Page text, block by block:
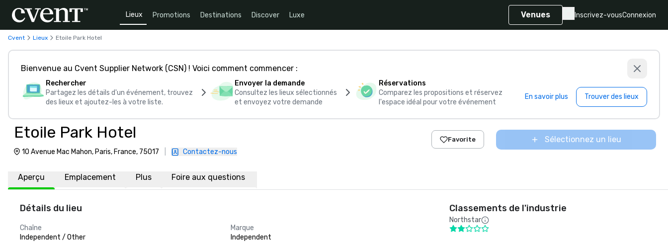
Lieux Promotions Destinations Discover Luxe Venues Inscrivez-vousConnexion
Cvent Lieux Etoile Park Hotel
Bienvenue au Cvent Supplier Network (CSN) ! Voici comment commencer :
Rechercher
Partagez les détails d'un événement, trouvez
des lieux et ajoutez-les à votre liste.
Envoyer la demande
Consultez les lieux sélectionnés
et envoyez votre demande
Réservations
Comparez les propositions et réservez
l'espace idéal pour votre événement
En savoir plus Trouver des lieux
Etoile Park Hotel
10 Avenue Mac Mahon, Paris, France, 75017 Contactez-nous
Favorite Sélectionnez un lieu
Aperçu Emplacement Plus Foire aux questions
Détails du lieu
Chaîne
Independent / Other
Marque
Independent
Classements de l'industrie
Northstar